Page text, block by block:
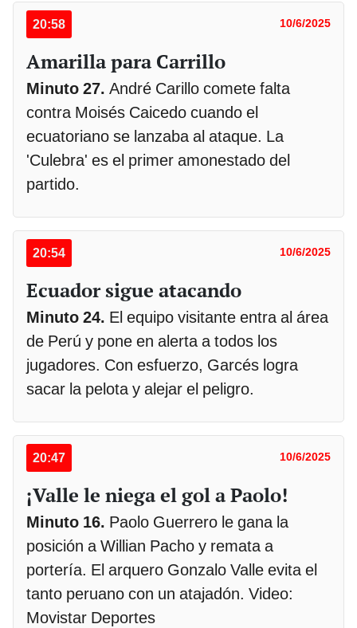
20:58 10/6/2025
Amarilla para Carrillo
Minuto 27. André Carillo comete falta
contra Moisés Caicedo cuando el
ecuatoriano se lanzaba al ataque. La
'Culebra' es el primer amonestado del
partido.
20:54 10/6/2025
Ecuador sigue atacando
Minuto 24. El equipo visitante entra al área
de Perú y pone en alerta a todos los
jugadores. Con esfuerzo, Garcés logra
sacar la pelota y alejar el peligro.
20:47 10/6/2025
¡Valle le niega el gol a Paolo!
Minuto 16. Paolo Guerrero le gana la
posición a Willian Pacho y remata a
portería. El arquero Gonzalo Valle evita el
tanto peruano con un atajadón. Video:
Movistar Deportes